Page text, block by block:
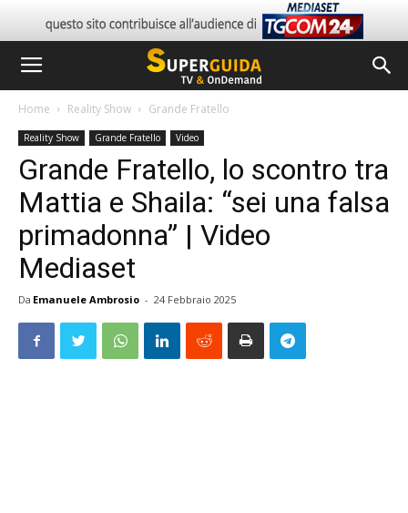
Home Reality Show Grande Fratello
Reality Show Grande Fratello Video
Grande Fratello, lo scontro tra
Mattia e Shaila: “sei una falsa
primadonna” | Video
Mediaset
Da Emanuele Ambrosio - 24 Febbraio 2025